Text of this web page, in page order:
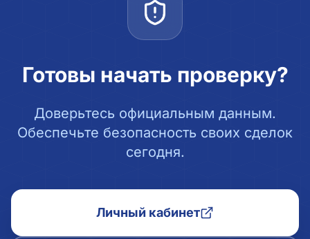
Готовы начать проверку?
Доверьтесь официальным данным.
Обеспечьте безопасность своих сделок
сегодня.
Личный кабинет